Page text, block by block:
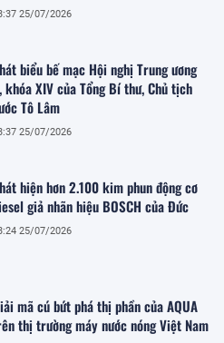
25/07/2026
biểu bế mạc Hội nghị Trung ương
khóa XIV của Tổng Bí thư, Chủ tịch
Tô Lâm
25/07/2026
hiện hơn 2.100 kim phun động cơ
giả nhãn hiệu BOSCH của Đức
25/07/2026
mã cú bứt phá thị phần của AQUA
thị trường máy nước nóng Việt Nam